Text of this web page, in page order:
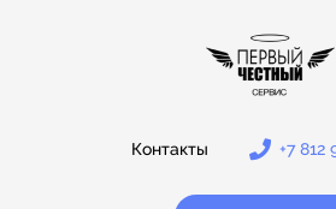
Контакты +7 812